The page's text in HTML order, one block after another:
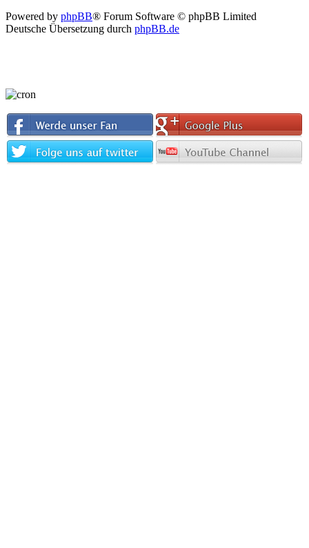
Powered by phpBB® Forum Software © phpBB Limited
Deutsche Übersetzung durch phpBB.de